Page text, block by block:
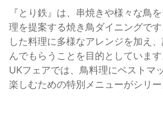
『とり鉄』は、串焼きや様々な鳥
理を提案する焼き鳥ダイニングで
した料理に多様なアレンジを加え
んでもらうことを目的としていま
UKフェアでは、鳥料理にベストマ
楽しむための特別メニューがシリー